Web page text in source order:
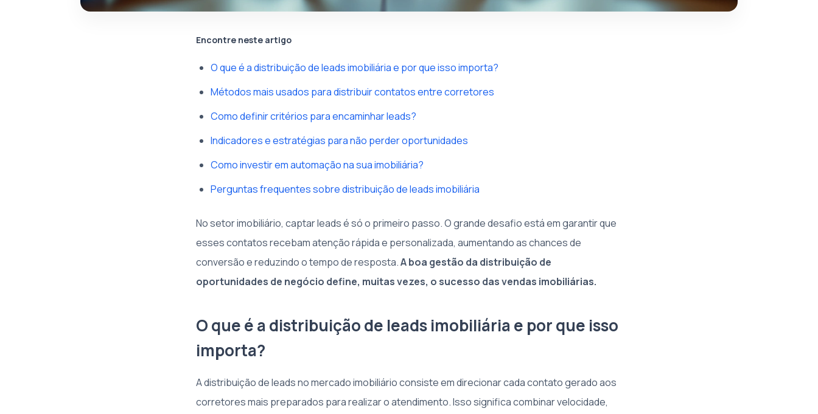
Encontre neste artigo
O que é a distribuição de leads imobiliária e por que isso importa?
Métodos mais usados para distribuir contatos entre corretores
Como definir critérios para encaminhar leads?
Indicadores e estratégias para não perder oportunidades
Como investir em automação na sua imobiliária?
Perguntas frequentes sobre distribuição de leads imobiliária
No setor imobiliário, captar leads é só o primeiro passo. O grande desafio está em garantir que
esses contatos recebam atenção rápida e personalizada, aumentando as chances de
conversão e reduzindo o tempo de resposta.A boa gestão da distribuição de
oportunidades de negócio define, muitas vezes, o sucesso das vendas imobiliárias.
O que é a distribuição de leads imobiliária e por que isso
importa?
A distribuição de leads no mercado imobiliário consiste em direcionar cada contato gerado aos
corretores mais preparados para realizar o atendimento. Isso significa combinar velocidade,